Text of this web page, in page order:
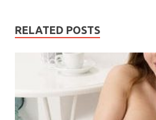
RELATED POSTS